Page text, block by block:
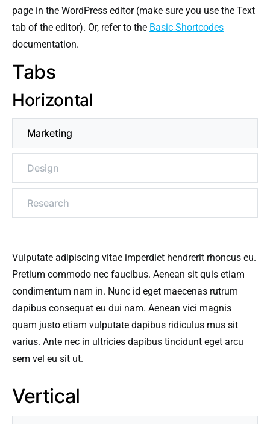
page in the WordPress editor (make sure you use the Text
tab of the editor). Or, refer to the Basic Shortcodes
documentation.
Tabs
Horizontal
Marketing
Design
Research
Vulputate adipiscing vitae imperdiet hendrerit rhoncus eu.
Pretium commodo nec faucibus. Aenean sit quis etiam
condimentum nam in. Nunc id eget maecenas rutrum
dapibus consequat eu dui nam. Aenean vici magnis
quam justo etiam vulputate dapibus ridiculus mus sit
varius. Ante nec in ultricies dapibus tincidunt eget arcu
sem vel eu sit ut.
Vertical